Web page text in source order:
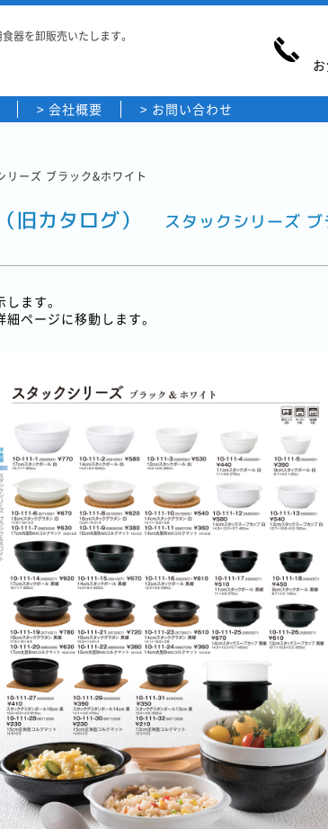
器を卸販売いたします。
会社概要 お問い合わせ
リーズ ブラック&ホワイト
旧カタログ） スタックシリーズ
ます。
ページに移動します。